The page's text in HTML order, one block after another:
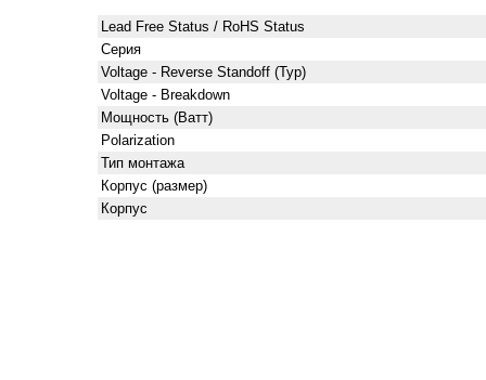
Lead Free Status / RoHS Status
Серия
Voltage - Reverse Standoff (Typ)
Voltage - Breakdown
Мощность (Ватт)
Polarization
Тип монтажа
Корпус (размер)
Корпус